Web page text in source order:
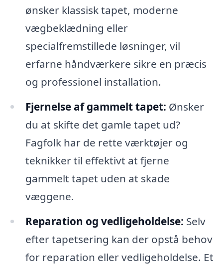
ønsker klassisk tapet, moderne
vægbeklædning eller
specialfremstillede løsninger, vil
erfarne håndværkere sikre en præcis
og professionel installation.
Fjernelse af gammelt tapet: Ønsker
du at skifte det gamle tapet ud?
Fagfolk har de rette værktøjer og
teknikker til effektivt at fjerne
gammelt tapet uden at skade
væggene.
Reparation og vedligeholdelse: Selv
efter tapetsering kan der opstå behov
for reparation eller vedligeholdelse. Et